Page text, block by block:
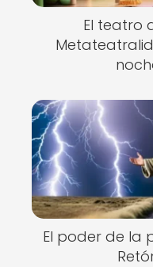
El teatro
El poder de la